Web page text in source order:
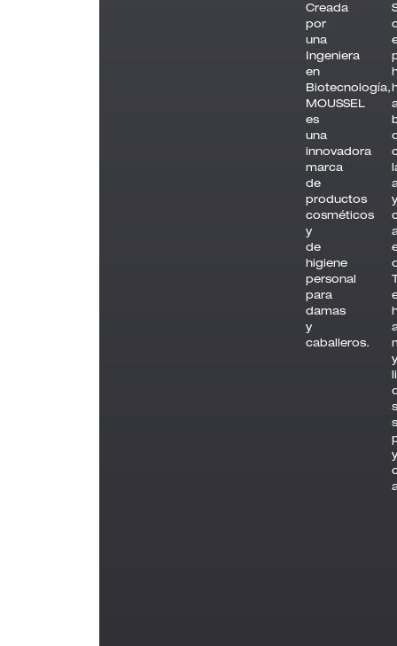
Creada
por
una
Ingeniera
en
Biotecnología,
MOUSSEL
es
una
innovadora
marca
de
productos
cosméticos
y
de
higiene
personal
para
damas
y
caballeros.
y
y
y